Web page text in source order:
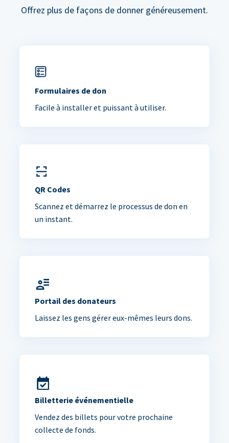
Offrez plus de façons de donner généreusement.
Formulaires de don
Facile à installer et puissant à utiliser.
QR Codes
Scannez et démarrez le processus de don en
un instant.
Portail des donateurs
Laissez les gens gérer eux-mêmes leurs dons.
Billetterie événementielle
Vendez des billets pour votre prochaine
collecte de fonds.